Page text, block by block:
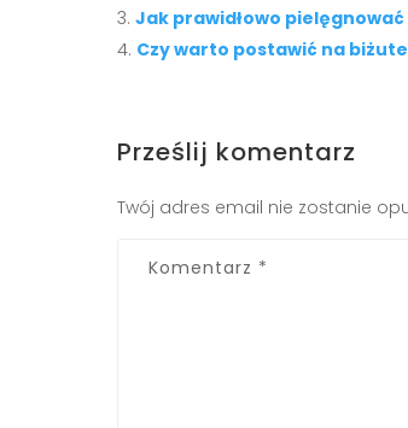
Jak prawidłowo
Czy warto postawić na
Prześlij komentarz
Twój adres email nie zostanie